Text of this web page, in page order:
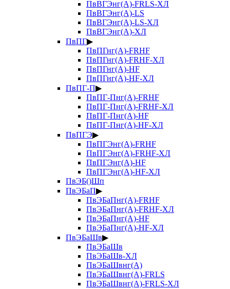
ПвВГЭнг(А)-FRLS-ХЛ
ПвВГЭнг(А)-LS
ПвВГЭнг(А)-LS-ХЛ
ПвВГЭнг(А)-ХЛ
ПвПГ▶
ПвПГнг(А)-FRHF
ПвПГнг(А)-FRHF-ХЛ
ПвПГнг(А)-HF
ПвПГнг(А)-HF-ХЛ
ПвПГ-П▶
ПвПГ-Пнг(А)-FRHF
ПвПГ-Пнг(А)-FRHF-ХЛ
ПвПГ-Пнг(А)-HF
ПвПГ-Пнг(А)-HF-ХЛ
ПвПГЭ▶
ПвПГЭнг(А)-FRHF
ПвПГЭнг(А)-FRHF-ХЛ
ПвПГЭнг(А)-HF
ПвПГЭнг(А)-HF-ХЛ
ПвЭБ()Шп
ПвЭБаП▶
ПвЭБаПнг(А)-FRHF
ПвЭБаПнг(А)-FRHF-ХЛ
ПвЭБаПнг(А)-HF
ПвЭБаПнг(А)-HF-ХЛ
ПвЭБаШв▶
ПвЭБаШв
ПвЭБаШв-ХЛ
ПвЭБаШвнг(А)
ПвЭБаШвнг(А)-FRLS
ПвЭБаШвнг(А)-FRLS-ХЛ